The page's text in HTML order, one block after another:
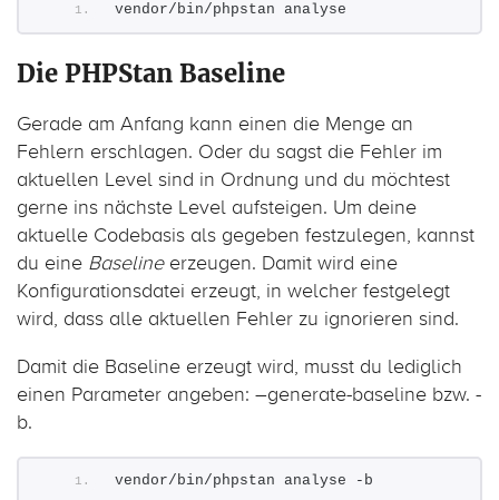
vendor/bin/phpstan analyse
Die PHPStan Baseline
Gerade am Anfang kann einen die Menge an
Fehlern erschlagen. Oder du sagst die Fehler im
aktuellen Level sind in Ordnung und du möchtest
gerne ins nächste Level aufsteigen. Um deine
aktuelle Codebasis als gegeben festzulegen, kannst
du eine Baselineerzeugen. Damit wird eine
Konfigurationsdatei erzeugt, in welcher festgelegt
wird, dass alle aktuellen Fehler zu ignorieren sind.
Damit die Baseline erzeugt wird, musst du lediglich
einen Parameter angeben: –generate-baseline bzw. -
b.
vendor/bin/phpstan analyse -b